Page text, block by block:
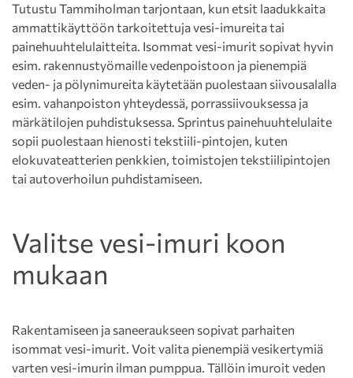
Tutustu Tammiholman tarjontaan, kun etsit laadukkaita
ammattikäyttöön tarkoitettuja vesi-imureita tai
painehuuhtelulaitteita. Isommat vesi-imurit sopivat hyvin
esim. rakennustyömaille vedenpoistoon ja pienempiä
veden- ja pölynimureita käytetään puolestaan siivousalalla
esim. vahanpoiston yhteydessä, porrassiivouksessa ja
märkätilojen puhdistuksessa. Sprintus painehuuhtelulaite
sopii puolestaan hienosti tekstiili-pintojen, kuten
elokuvateatterien penkkien, toimistojen tekstiilipintojen
tai autoverhoilun puhdistamiseen.
Valitse vesi-imuri koon
mukaan
Rakentamiseen ja saneeraukseen sopivat parhaiten
isommat vesi-imurit. Voit valita pienempiä vesikertymiä
varten vesi-imurin ilman pumppua. Tällöin imuroit veden